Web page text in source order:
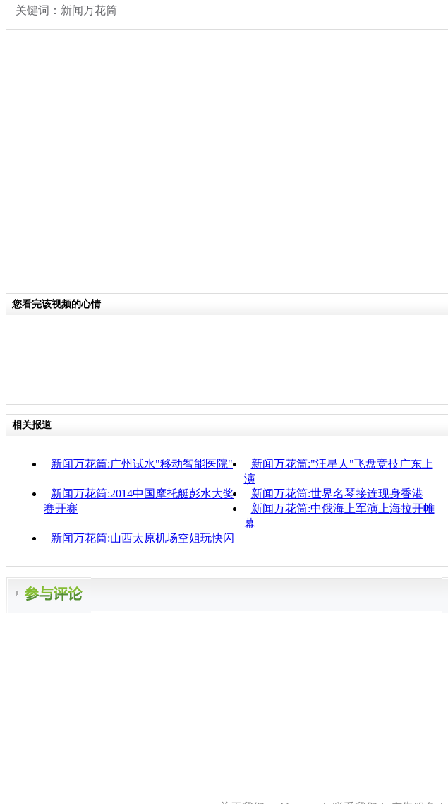
关键词：新闻万花筒
您看完该视频的心情
相关报道
新闻万花筒:广州试水"移动智能医院"
新闻万花筒:"汪星人"飞盘竞技广东上
演
新闻万花筒:2014中国摩托艇彭水大奖
赛开赛
新闻万花筒:世界名琴接连现身香港
新闻万花筒:中俄海上军演上海拉开帷
幕
新闻万花筒:山西太原机场空姐玩快闪